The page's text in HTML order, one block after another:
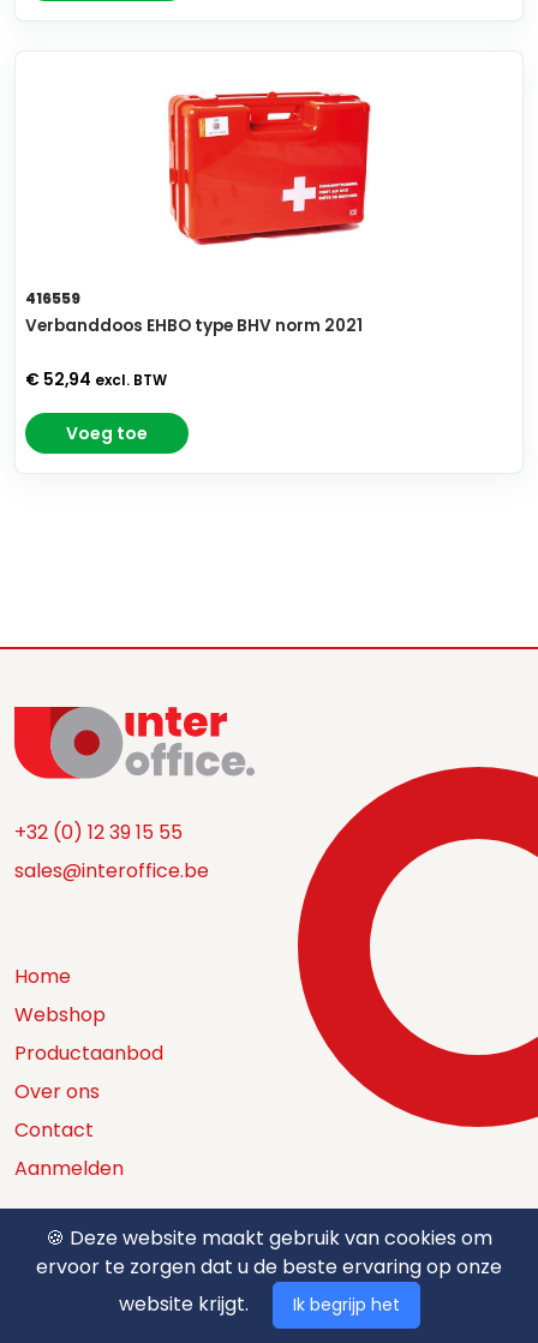
416559
Verbanddoos EHBO type BHV norm 2021
€ 52,94 excl. BTW
Voeg toe
+32 (0) 12 39 15 55
sales@interoffice.be
Home
Webshop
Productaanbod
Over ons
Contact
Aanmelden
Catalogus
Nuttige documenten
🍪 Deze website maakt gebruik van cookies om
ervoor te zorgen dat u de beste ervaring op onze
website krijgt.
Ik begrijp het